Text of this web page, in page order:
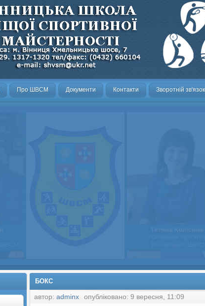
Про ШВСМ Документи Контакти Зворотній зв'язок
БОКС
автор: adminx
опубліковано: 9 вересня, 11:09